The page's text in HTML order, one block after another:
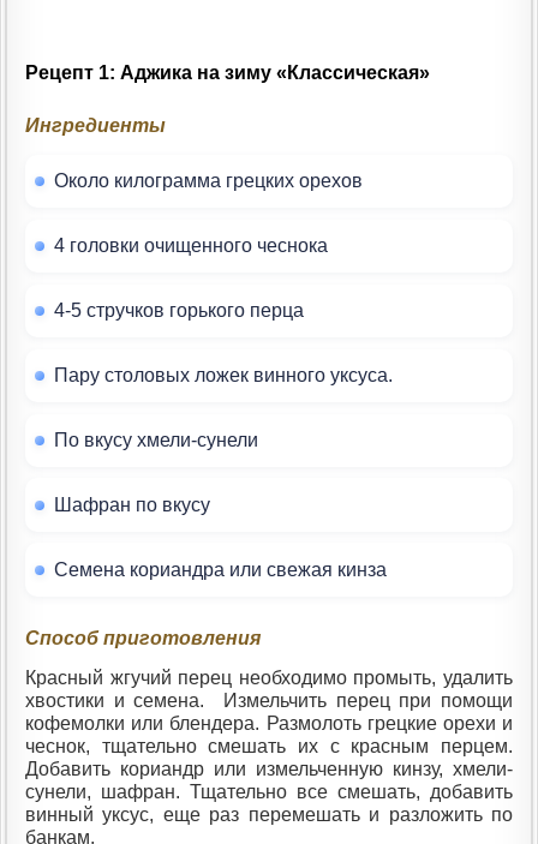
Рецепт 1: Аджика на зиму «Классическая»
Ингредиенты
Около килограмма грецких орехов
4 головки очищенного чеснока
4-5 стручков горького перца
Пару столовых ложек винного уксуса.
По вкусу хмели-сунели
Шафран по вкусу
Семена кориандра или свежая кинза
Способ приготовления
Красный жгучий перец необходимо промыть, удалить
хвостики и семена. Измельчить перец при помощи
кофемолки или блендера. Размолоть грецкие орехи и
чеснок, тщательно смешать их с красным перцем.
Добавить кориандр или измельченную кинзу, хмели-
сунели, шафран. Тщательно все смешать, добавить
винный уксус, еще раз перемешать и разложить по
банкам.